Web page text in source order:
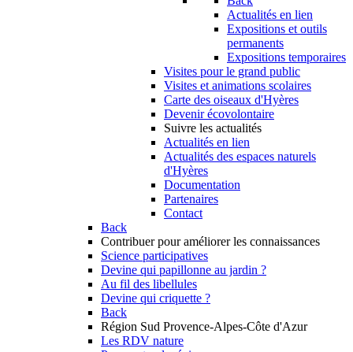
Actualités en lien
Expositions et outils
permanents
Expositions temporaires
Visites pour le grand public
Visites et animations scolaires
Carte des oiseaux d'Hyères
Devenir écovolontaire
Suivre les actualités
Actualités en lien
Actualités des espaces naturels
d'Hyères
Documentation
Partenaires
Contact
Back
Contribuer pour améliorer les connaissances
Science participatives
Devine qui papillonne au jardin ?
Au fil des libellules
Devine qui criquette ?
Back
Région Sud Provence-Alpes-Côte d'Azur
Les RDV nature